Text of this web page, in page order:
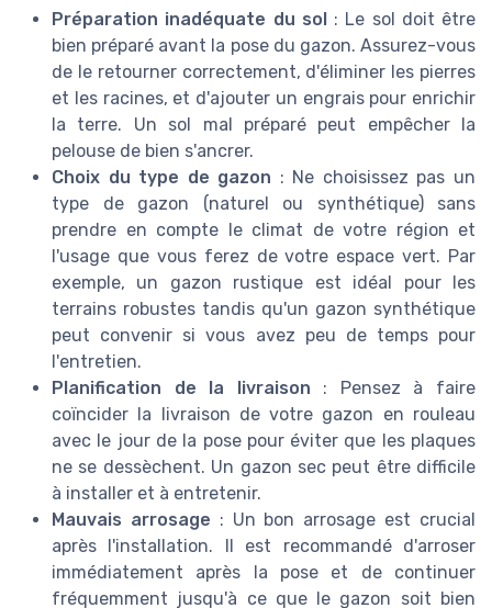
Préparation inadéquate du sol: Le sol doit être
bien préparé avant la pose du gazon. Assurez-vous
de le retourner correctement, d'éliminer les pierres
et les racines, et d'ajouter un engrais pour enrichir
la terre. Un sol mal préparé peut empêcher la
pelouse de bien s'ancrer.
Choix du type de gazon : Ne choisissez pas un
type de gazon (naturel ou synthétique) sans
prendre en compte le climat de votre région et
l'usage que vous ferez de votre espace vert. Par
exemple, un gazon rustique est idéal pour les
terrains robustes tandis qu'un gazon synthétique
peut convenir si vous avez peu de temps pour
l'entretien.
Planification de la livraison : Pensez à faire
coïncider la livraison de votre gazon en rouleau
avec le jour de la pose pour éviter que les plaques
ne se dessèchent. Un gazon sec peut être difficile
à installer et à entretenir.
Mauvais arrosage : Un bon arrosage est crucial
après l'installation. Il est recommandé d'arroser
immédiatement après la pose et de continuer
fréquemment jusqu'à ce que le gazon soit bien